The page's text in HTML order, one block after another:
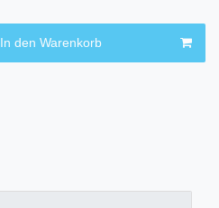
In den Warenkorb